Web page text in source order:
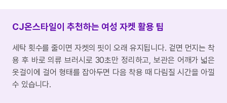
CJ온스타일이 추천하는 여성 자켓 활용 팁
세탁 횟수를 줄이면 자켓의 핏이 오래 유지됩니다. 겉면 먼지는 착
용 후 바로 의류 브러시로 30초만 정리하고, 보관은 어깨가 넓은
옷걸이에 걸어 형태를 잡아두면 다음 착용 때 다림질 시간을 아낄
수 있습니다.